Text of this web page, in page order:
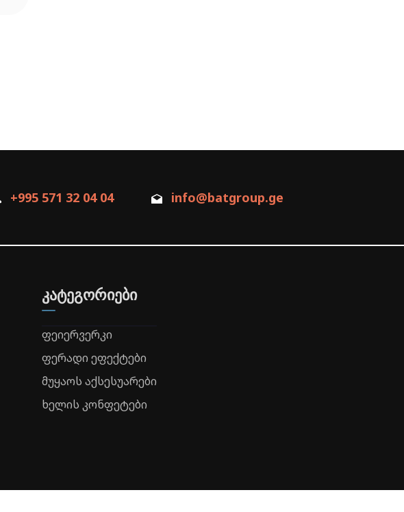
+995 571 32 04 04 info@batgroup.ge
კატეგორიები
ფეიერვერკი
ფერადი ეფექტები
მუყაოს აქსესუარები
ხელის კონფეტები